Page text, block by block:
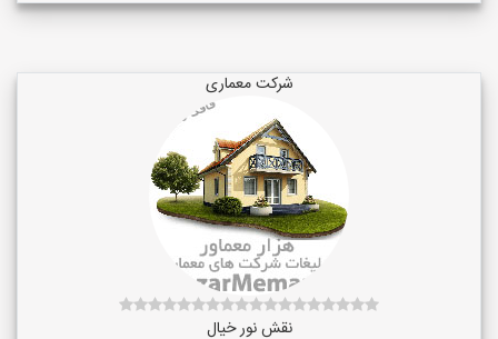
شرکت معماری
نقش نور خیال